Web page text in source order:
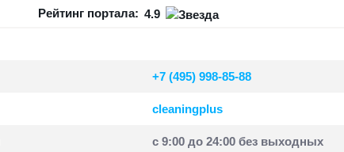
Рейтинг портала: 4.9
+7 (495) 998-85-88
cleaningplus
с 9:00 до 24:00 без выходных